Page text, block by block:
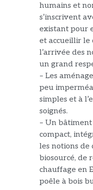
humains et
s’inscrivent
existant pour
et accueillir le
l’arrivée des
un grand
– Les
peu
simples et à
soignés.
– Un
compact,
les notions de
biosourcé, de
chauffage en
poêle à bois